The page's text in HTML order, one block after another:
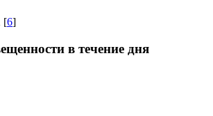
[6]
в течение дня